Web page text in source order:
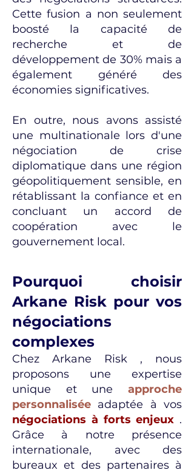
Cette fusion a non seulement
boosté la capacité de
recherche et de
développement de 30% mais a
également généré des
économies significatives.
En outre, nous avons assisté
une multinationale lors d'une
négociation de crise
diplomatique dans une région
géopolitiquement sensible, en
rétablissant la confiance et en
concluant un accord de
coopération avec le
gouvernement local.
Pourquoi choisir
Arkane Risk pour vos
négociations
complexes
Chez Arkane Risk , nous
proposons une expertise
unique et une approche
personnalisée adaptée à vos
négociations à forts enjeux .
Grâce à notre présence
internationale, avec des
bureaux et des partenaires à